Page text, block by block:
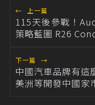
← 上一篇
115天後參戰！
策略藍圖 R26
下一篇 →
中國汽車品牌有這
美洲等開發中國家